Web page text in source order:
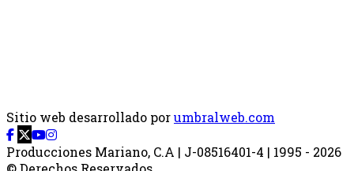
Sitio web desarrollado porumbralweb.com
Producciones Mariano, C.A | J-08516401-4 | 1995 - 2026